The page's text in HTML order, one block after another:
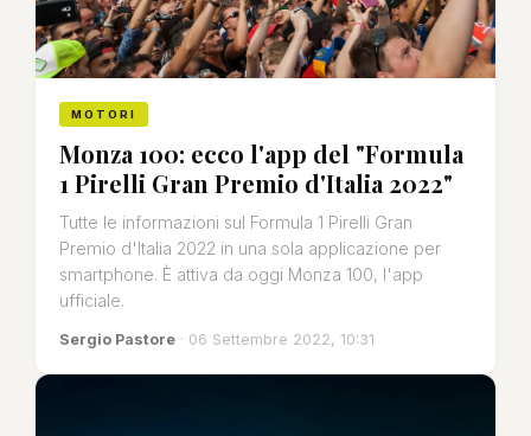
MOTORI
Monza 100: ecco l'app del "Formula
1 Pirelli Gran Premio d'Italia 2022"
Tutte le informazioni sul Formula 1 Pirelli Gran
Premio d'Italia 2022 in una sola applicazione per
smartphone. È attiva da oggi Monza 100, l'app
ufficiale.
Sergio Pastore · 06 Settembre 2022, 10:31